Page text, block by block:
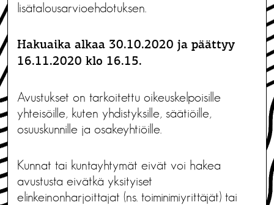
lisätalousarvioehdotuksen.
Hakuaika alkaa 30.10.2020 ja päättyy
16.11.2020 klo 16.15.
Avustukset on tarkoitettu oikeuskelpoisille
yhteisöille, kuten yhdistyksille, säätiöille,
osuuskunnille ja osakeyhtiöille.
Kunnat tai kuntayhtymät eivät voi hakea
avustusta eivätkä yksityiset
elinkeinonharjoittajat (ns. toiminimiyrittäjät) tai